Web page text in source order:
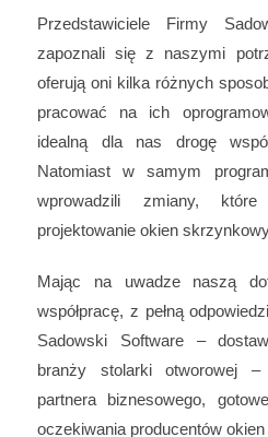
Przedstawiciele Firmy
zapoznali się z naszymi
oferują oni kilka różnych
pracować na ich
idealną dla nas drogę
Natomiast w samym
wprowadzili zmiany,
projektowanie okien
Mając na uwadze naszą
współpracę, z pełną
Sadowski Software –
branży stolarki otworowej
partnera biznesowego,
oczekiwania producentów okien